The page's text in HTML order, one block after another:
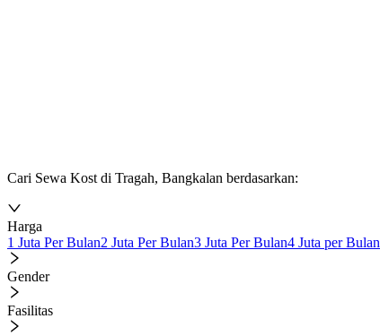
Cari Sewa Kost di Tragah, Bangkalan berdasarkan:
Harga
1 Juta Per Bulan2 Juta Per Bulan3 Juta Per Bulan4 Juta per Bulan
Gender
Fasilitas